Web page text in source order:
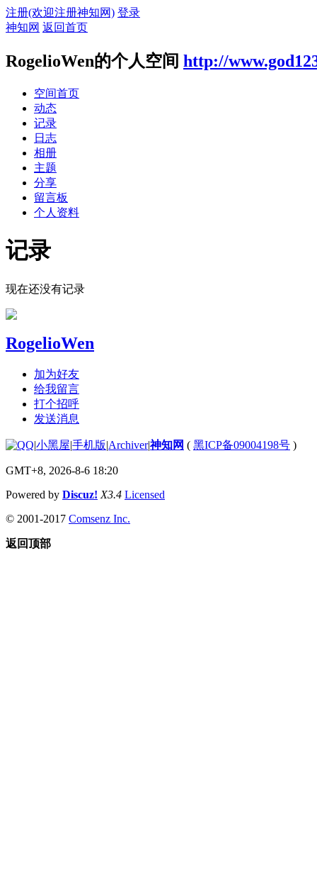
注册(欢迎注册神知网) 登录
神知网 返回首页
RogelioWen的个人空间 http://
空间首页
动态
记录
日志
相册
主题
分享
留言板
个人资料
记录
现在还没有记录
RogelioWen
加为好友
给我留言
打个招呼
发送消息
|小黑屋|手机版|Archiver|神知网 ( 黑ICP备09004198号 )
GMT+8, 2026-8-6 18:20
Powered by Discuz! X3.4 Licensed
© 2001-2017 Comsenz Inc.
返回顶部